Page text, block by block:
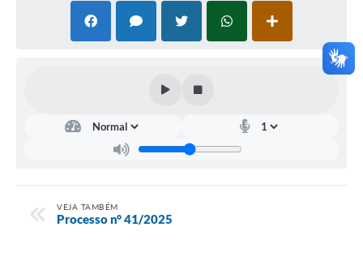
VEJA TAMBÉM
Processo n° 41/2025